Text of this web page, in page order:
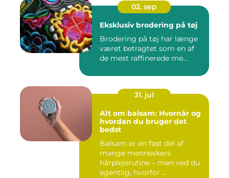
02. sep
Eksklusiv brodering på tøj
Brodering på tøj har længe
været betragtet som en af
de mest raffinerede me...
31. jul
Alt om balsam: Hvornår og
hvordan du bruger det
bedst
Balsam er en fast del af
mange menneskers
hårplejerutine – men ved du
egentlig, hvorfor ...